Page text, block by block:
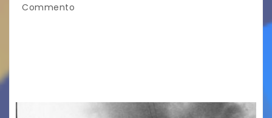
Commento